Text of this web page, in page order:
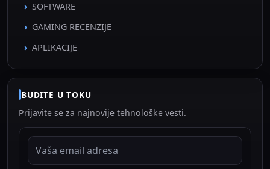
SOFTWARE
GAMING RECENZIJE
APLIKACIJE
BUDITE U TOKU
Prijavite se za najnovije tehnološke vesti.
EMAIL ADRESA